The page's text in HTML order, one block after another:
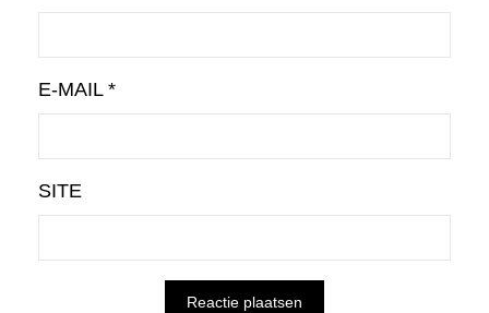
E-MAIL *
SITE